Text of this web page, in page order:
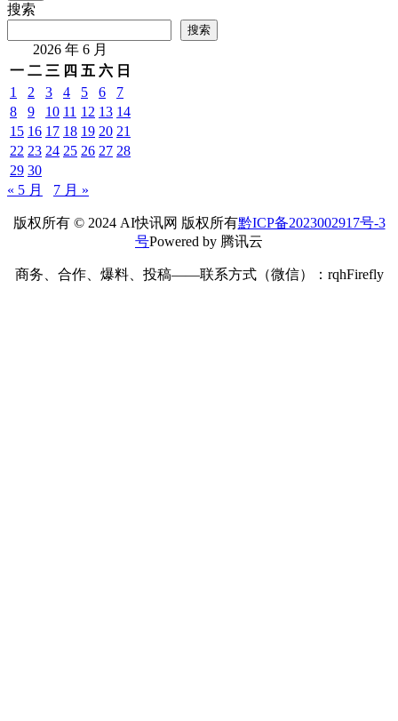
搜索
搜索
2026 年 6 月
一 二 三 四 五 六 日
1
2 3 4 5 6
7
8
9 10 11 12 13 14
15 16 17 18 19 20 21
22 23 24 25 26 27 28
29 30
« 5 月
7 月 »
版权所有 © 2024 AI快讯网 版权所有黔ICP备2023002917号-3
号Powered by 腾讯云
商务、合作、爆料、投稿——联系方式（微信）：rqhFirefly